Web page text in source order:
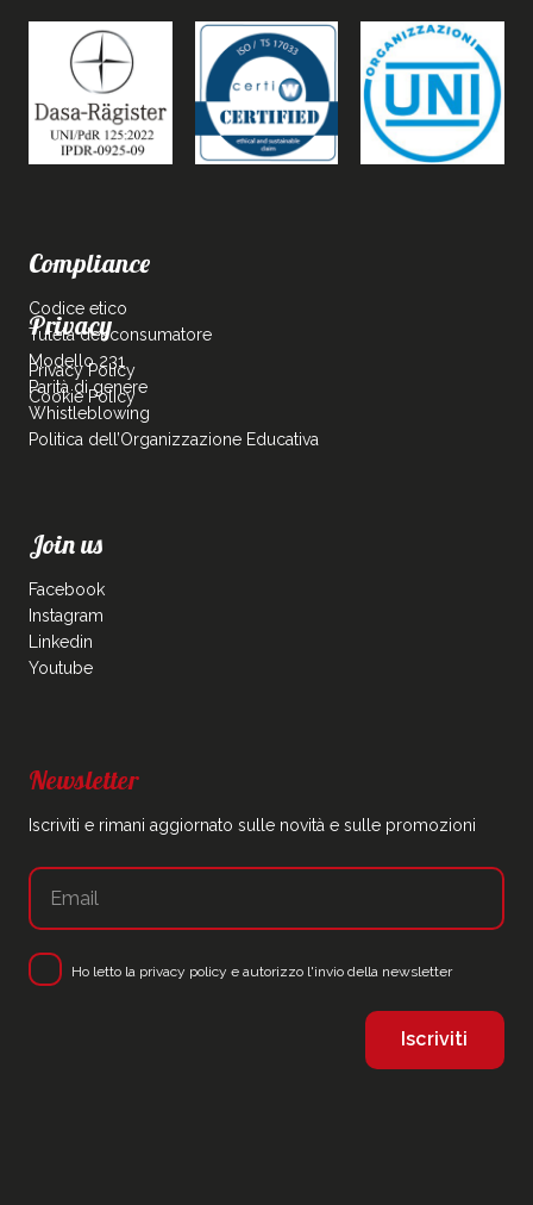
Compliance
Codice etico
Tutela del consumatore
Modello 231
Parità di genere
Whistleblowing
Politica dell’Organizzazione Educativa
Privacy
Privacy Policy
Cookie Policy
Join us
Facebook
Instagram
Linkedin
Youtube
Newsletter
Iscriviti e rimani aggiornato sulle novità e sulle promozioni
Ho letto la privacy policy e autorizzo l'invio della newsletter